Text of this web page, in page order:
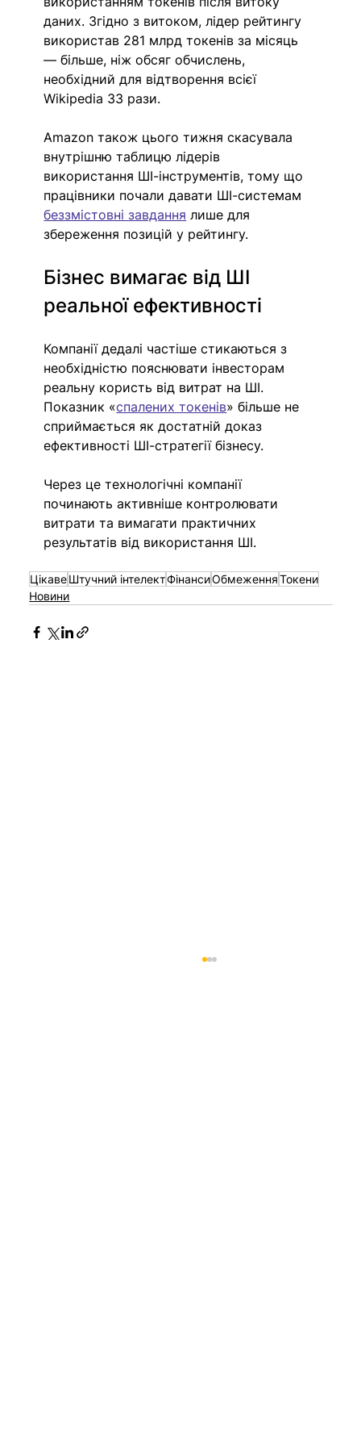
даних. Згідно з витоком, лідер рейтингу
використав 281 млрд токенів за місяць
— більше, ніж обсяг обчислень,
необхідний для відтворення всієї
Wikipedia 33 рази.
Amazon також цього тижня скасувала
внутрішню таблицю лідерів
використання ШІ-інструментів, тому що
працівники почали давати ШІ-системам
беззмістовні завдання лише для
збереження позицій у рейтингу.
Бізнес вимагає від ШІ
реальної ефективності
Компанії дедалі частіше стикаються з
необхідністю пояснювати інвесторам
реальну користь від витрат на ШІ.
Показник «спалених токенів» більше не
сприймається як достатній доказ
ефективності ШІ-стратегії бізнесу.
Через це технологічні компанії
починають активніше контролювати
витрати та вимагати практичних
результатів від використання ШІ.
ЦікавеШтучний інтелектФінансиОбмеженняТокени
Новини